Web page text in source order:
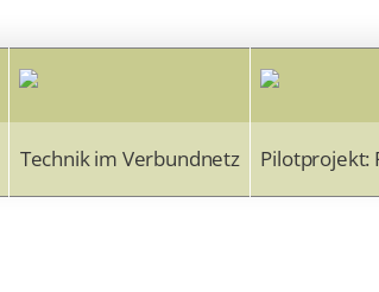
Technik im Verbundnetz Pilotprojekt: